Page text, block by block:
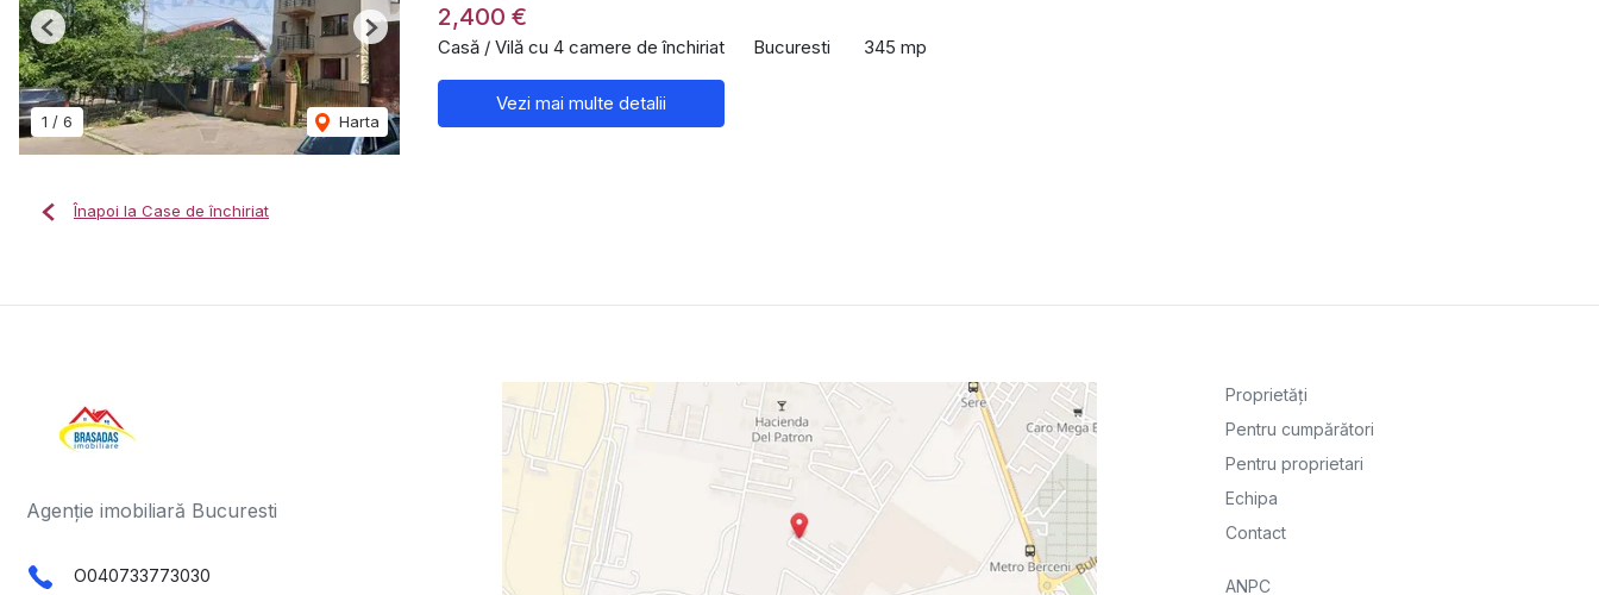
1 / 6 Harta
Previous Next
2,400 €
Casă / Vilă cu 4 camere de închiriat Bucuresti 345 mp
Vezi mai multe detalii
Înapoi la Case de închiriat
Agenție imobiliară Bucuresti
O040733773030
Proprietăți
Pentru cumpărători
Pentru proprietari
Echipa
Contact
ANPC